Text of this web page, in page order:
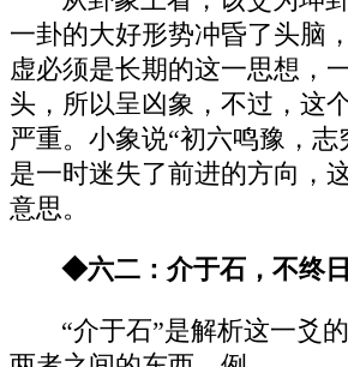
一卦的大好形势冲昏了头脑
虚必须是长期的这一思想，
头，所以呈凶象，不过，这
严重。小象说“初六鸣豫，志
是一时迷失了前进的方向，
意思。
◆六二：介于石，不终日
“介于石”是解析这一爻